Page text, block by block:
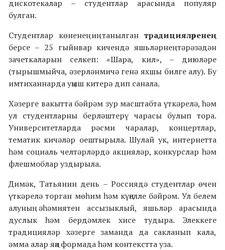
дискотекалар – студентлар арасында популяр
булган.
Студентлар көненең иң танылган традицияләренең
берсе – 25 гыйнвар кичендә яшьләрнең тәрәзәдән
зачеткаларын селкеп: «Шара, кил», – диюләре
(тырышмыйча, әзерләнмичә генә яхшы билге алу). Бу
имтиханнарда уңыш китерә дип санала.
Хәзерге вакытта бәйрәм зур масштабта үткәрелә, һәм
ул студентларны берләштерү чарасы булып тора.
Университетларда рәсми чаралар, концертлар,
тематик кичәләр оештырыла. Шулай ук, интернетта
һәм социаль челтәрләрдә акцияләр, конкурслар һәм
флешмоблар уздырыла.
Димәк, Татьянин день – Россиядә студентлар өчен
үткәрелә торган мөһим һәм күңелле бәйрәм. Ул белем
алуның әһәмиятен ассызыклый, яшьләр арасында
дуслык һәм бердәмлек хисе тудыра. Элеккеге
традицияләр хәзерге заманда да сакланып кала,
әмма алар яңа формада һәм контекстта уза.